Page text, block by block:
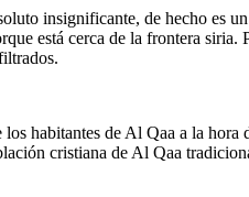
insignificante, de hecho es
está cerca de la frontera
habitantes de Al Qaa a la
cristiana de Al Qaa